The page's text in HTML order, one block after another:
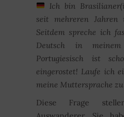
Ich bin
seit mehreren Jahren
Seitdem spreche ich
Deutsch in
Portugiesisch ist
eingerostet! Laufe ich
meine Muttersprache
Diese Frage